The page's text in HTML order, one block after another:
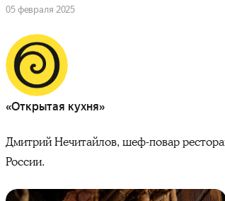
05 февраля 2025
«Открытая кухня»
Дмитрий Нечитайлов, шеф-повар
России.